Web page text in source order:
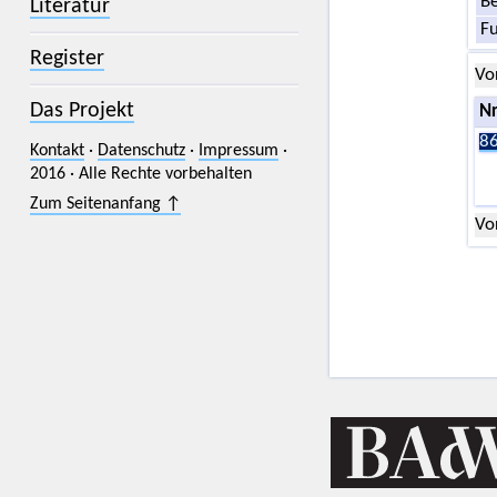
Literatur
Register
Das Projekt
Kontakt· Datenschutz· Impressum ·
2016 · Alle Rechte vorbehalten
Zum Seitenanfang ↑